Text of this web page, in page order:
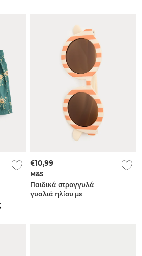
M&S
Παιδικά στρογγυλά
γυαλιά ηλίου με
€10,99